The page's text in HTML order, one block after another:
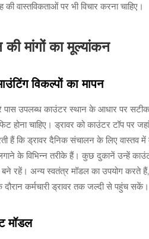
वास्तविकताओं पर भी विचार करना चाहिए।
मांगों का मूल्यांकन
विकल्पों का मापन
पास उपलब्ध काउंटर स्थान के आधार पर सटीक
होना चाहिए। ड्रावर को काउंटर टॉप पर
हैं कि ड्रावर दैनिक संचालन के लिए
के विभिन्न तरीके हैं। कुछ दुकानें उन्हें
रहें। अन्य स्वतंत्र मॉडल का उपयोग करते
कर्मचारी ड्रावर तक जल्दी से पहुंच सकें।
मॉडल